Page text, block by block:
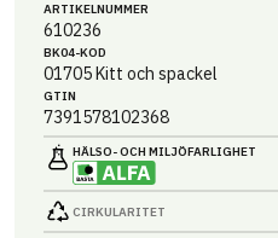
ARTIKEL­NUMMER
610236
BK04-KOD
01705Kitt och spackel
GTIN
7391578102368
HÄLSO- OCH MILJÖ­FARLIGHET
CIRKULARITET